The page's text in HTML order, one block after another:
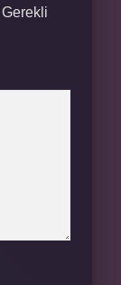
Gerekli